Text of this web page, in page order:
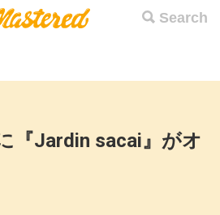
Search
『Jardin sacai』がオ